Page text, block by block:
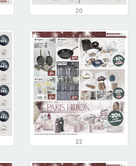
20
22